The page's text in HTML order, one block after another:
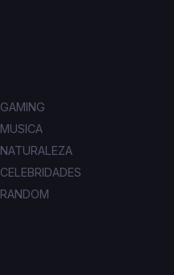
GAMING
MUSICA
NATURALEZA
CELEBRIDADES
RANDOM